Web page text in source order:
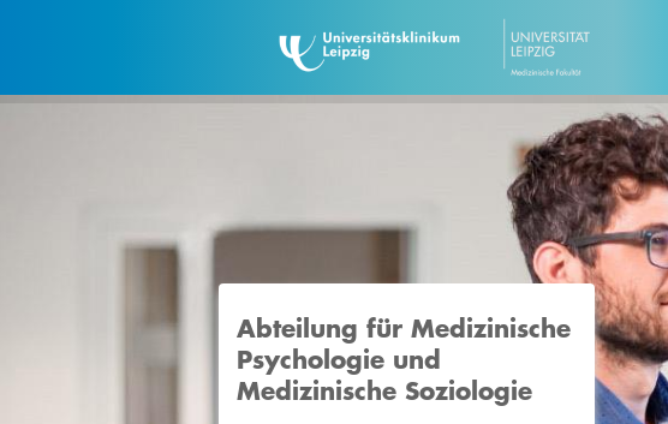
Abteilung für Medizinische
Psychologie und
Medizinische Soziologie